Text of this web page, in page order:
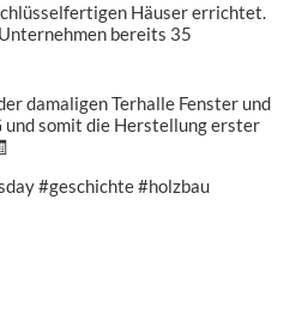
Häuser errichtet.
bereits 35
damaligen Terhalle Fenster und
und somit die Herstellung erster
#geschichte #holzbau